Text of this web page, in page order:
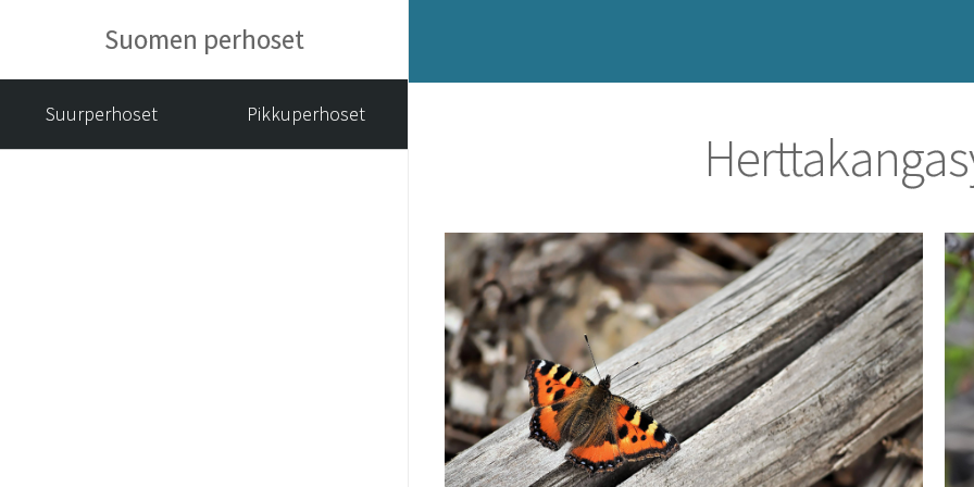
Suomen perhoset
Suurperhoset Pikkuperhoset